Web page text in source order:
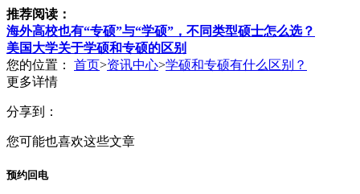
推荐阅读：
海外高校也有“专硕”与“学硕”，不同类型硕士怎么选？
美国大学关于学硕和专硕的区别
您的位置： 首页>资讯中心>学硕和专硕有什么区别？
更多详情
分享到：
您可能也喜欢这些文章
预约回电